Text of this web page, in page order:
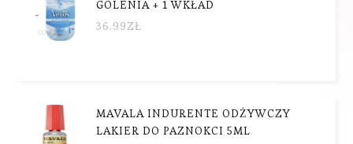
GOLENIA + 1 WKŁAD
36.99ZŁ
MAVALA INDURENTE ODŻYWCZY
LAKIER DO PAZNOKCI 5ML